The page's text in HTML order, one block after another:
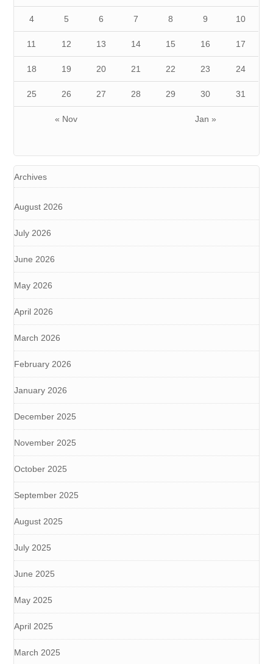
« Nov Jan »
4 5 6 7 8 9 10
11 12 13 14 15 16 17
18 19 20 21 22 23 24
25 26 27 28 29 30 31
Archives
August 2026
July 2026
June 2026
May 2026
April 2026
March 2026
February 2026
January 2026
December 2025
November 2025
October 2025
September 2025
August 2025
July 2025
June 2025
May 2025
April 2025
March 2025